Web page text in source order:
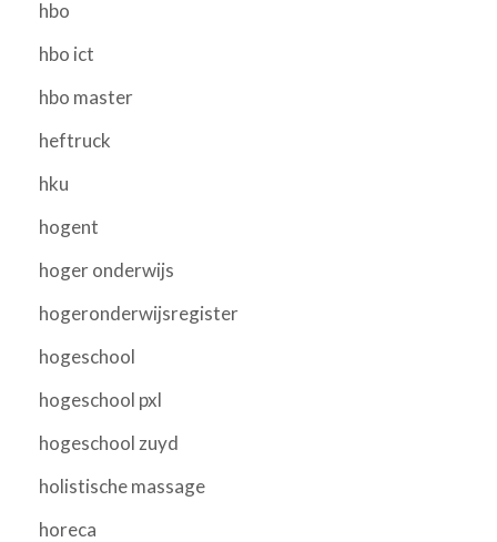
hbo
hbo ict
hbo master
heftruck
hku
hogent
hoger onderwijs
hogeronderwijsregister
hogeschool
hogeschool pxl
hogeschool zuyd
holistische massage
horeca